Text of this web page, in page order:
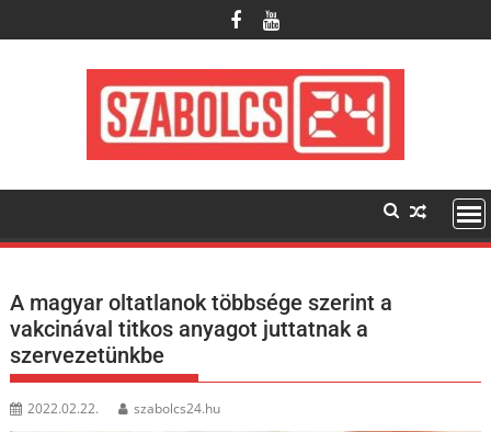
to
A magyar oltatlanok többsége szerint a
vakcinával titkos anyagot juttatnak a
szervezetünkbe
2022.02.22. szabolcs24.hu